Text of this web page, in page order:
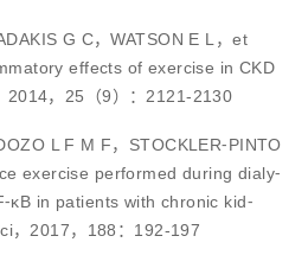
G C，WATSON E L，et
effects of exercise in CKD
2014，25（9）：2121-2130
L F M F，STOCKLER⁃PINTO
exercise performed during dialy⁃
in patients with chronic kid⁃
，2017，188：192-197